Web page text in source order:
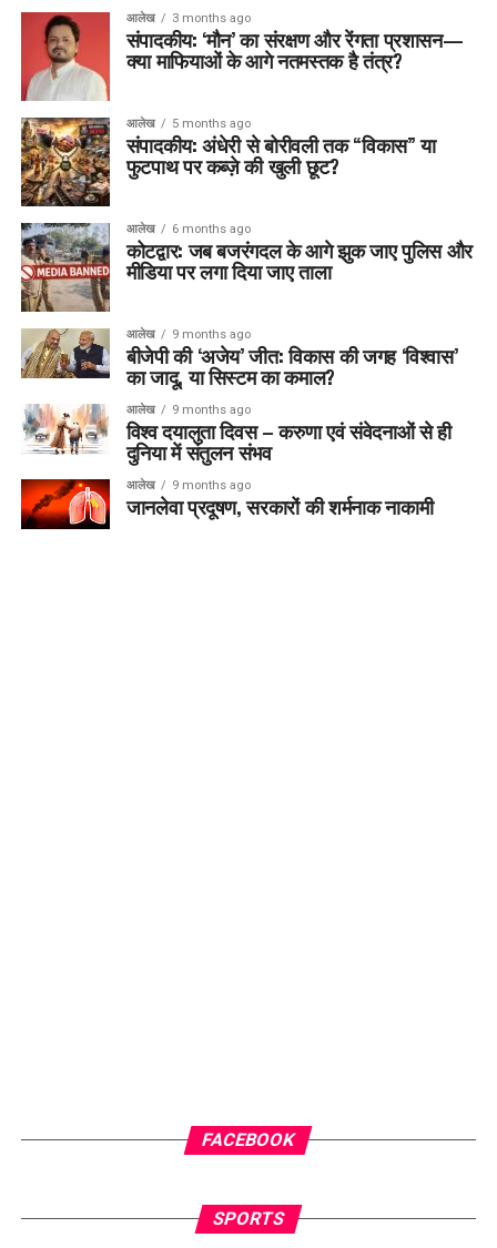
आलेख 3 months ago
संपादकीय: ‘मौन’ का संरक्षण और रेंगता प्रशासन—
क्या माफियाओं के आगे नतमस्तक है तंत्र?
आलेख 5 months ago
संपादकीय: अंधेरी से बोरीवली तक “विकास” या
फुटपाथ पर कब्ज़े की खुली छूट?
आलेख 6 months ago
कोटद्वार: जब बजरंगदल के आगे झुक जाए पुलिस और
मीडिया पर लगा दिया जाए ताला
आलेख 9 months ago
बीजेपी की ‘अजेय’ जीत: विकास की जगह ‘विश्वास’
का जादू, या सिस्टम का कमाल?
आलेख 9 months ago
विश्व दयालुता दिवस – करुणा एवं संवेदनाओं से ही
दुनिया में संतुलन संभव
आलेख 9 months ago
जानलेवा प्रदूषण, सरकारों की शर्मनाक नाकामी
FACEBOOK
SPORTS